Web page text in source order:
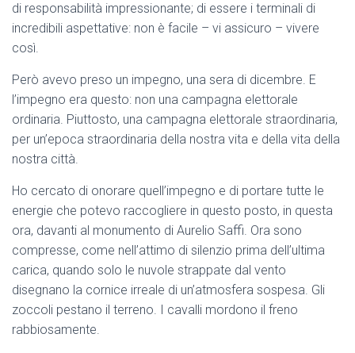
di responsabilità impressionante; di essere i terminali di
incredibili aspettative: non è facile – vi assicuro – vivere
così.
Però avevo preso un impegno, una sera di dicembre. E
l’impegno era questo: non una campagna elettorale
ordinaria. Piuttosto, una campagna elettorale straordinaria,
per un’epoca straordinaria della nostra vita e della vita della
nostra città.
Ho cercato di onorare quell’impegno e di portare tutte le
energie che potevo raccogliere in questo posto, in questa
ora, davanti al monumento di Aurelio Saffi. Ora sono
compresse, come nell’attimo di silenzio prima dell’ultima
carica, quando solo le nuvole strappate dal vento
disegnano la cornice irreale di un’atmosfera sospesa. Gli
zoccoli pestano il terreno. I cavalli mordono il freno
rabbiosamente.